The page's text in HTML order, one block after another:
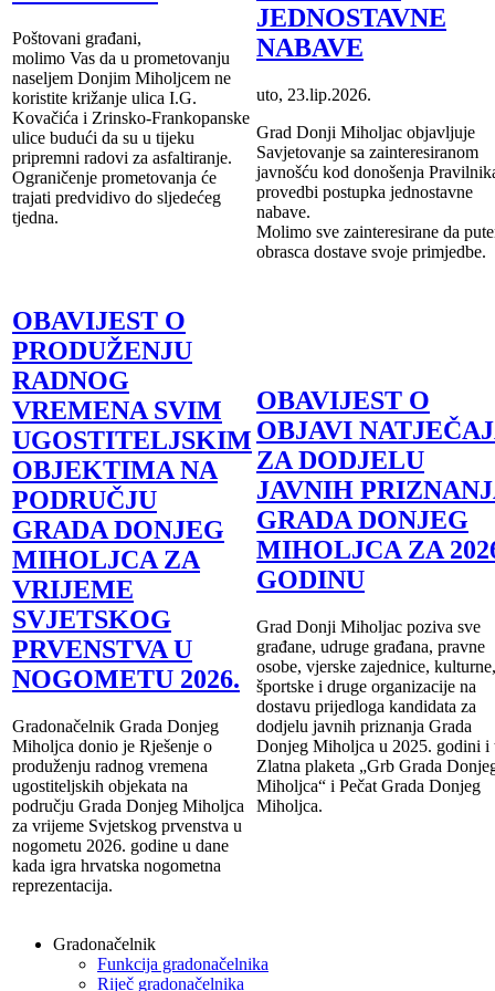
Poštovani građani,
molimo Vas da u prometovanju
naseljem Donjim Miholjcem ne
koristite križanje ulica I.G.
Kovačića i Zrinsko-Frankopanske
ulice budući da su u tijeku
pripremni radovi za asfaltiranje.
Ograničenje prometovanja će
trajati predvidivo do sljedećeg
tjedna.
JEDNOSTAVNE
NABAVE
uto, 23.lip.2026.
Grad Donji Miholjac objavljuje
Savjetovanje sa zainteresiranom
javnošću kod donošenja
provedbi postupka jednostavne
nabave.
Molimo sve zainteresirane da
obrasca dostave svoje primjedbe.
OBAVIJEST O
PRODUŽENJU
RADNOG
VREMENA SVIM
UGOSTITELJSKIM
OBJEKTIMA NA
PODRUČJU
GRADA DONJEG
MIHOLJCA ZA
VRIJEME
SVJETSKOG
PRVENSTVA U
NOGOMETU 2026.
Gradonačelnik Grada Donjeg
Miholjca donio je Rješenje o
produženju radnog vremena
ugostiteljskih objekata na
području Grada Donjeg Miholjca
za vrijeme Svjetskog prvenstva u
nogometu 2026. godine u dane
kada igra hrvatska nogometna
reprezentacija.
OBAVIJEST O
OBJAVI
ZA DODJELU
JAVNIH
GRADA DONJEG
MIHOLJCA ZA
GODINU
Grad Donji Miholjac poziva sve
građane, udruge građana, pravne
osobe, vjerske zajednice, kulturne,
športske i druge organizacije na
dostavu prijedloga kandidata za
dodjelu javnih priznanja Grada
Donjeg Miholjca u 2025. godini i
Zlatna plaketa „Grb Grada
Miholjca“ i Pečat Grada Donjeg
Miholjca.
Gradonačelnik
Funkcija gradonačelnika
Riječ gradonačelnika